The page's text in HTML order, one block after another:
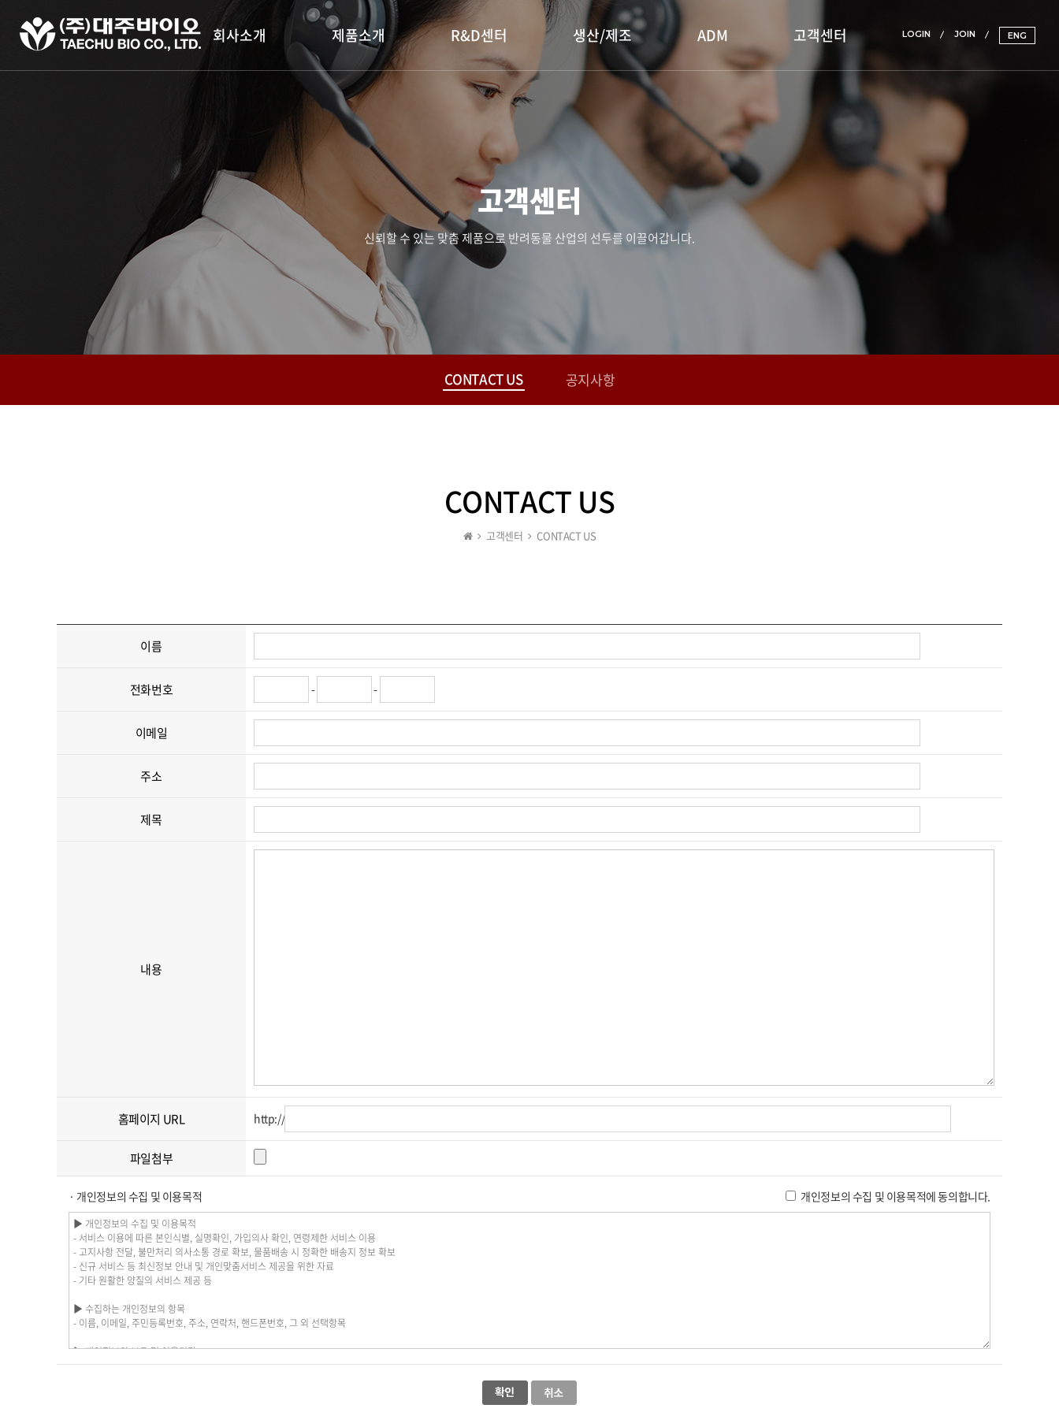
LOGIN JOIN ENG
회사소개 제품소개 R&D센터 생산/제조 ADM 고객센터
고객센터
신뢰할 수 있는 맞춤 제품으로 반려동물 산업의 선두를 이끌어갑니다.
CONTACT US 공지사항
CONTACT US
고객센터 CONTACT US
이름
전화번호 - -
이메일
주소
제목
내용
홈페이지 URL http://
파일첨부
· 개인정보의 수집 및 이용목적 개인정보의 수집 및 이용목적에 동의합니다.